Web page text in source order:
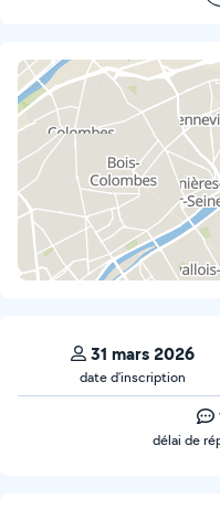
31 mars 2026
date d’inscription
délai de